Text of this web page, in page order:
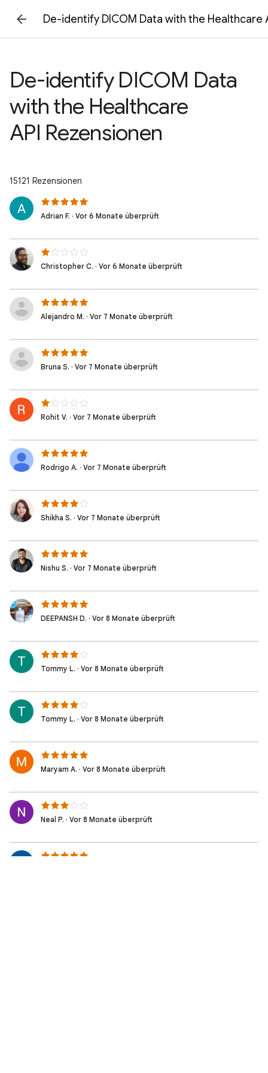
De-identify DICOM Data with the Healthcare
De-identify DICOM Data
with the Healthcare
API Rezensionen
15121 Rezensionen
Adrian F. · Vor 6 Monate überprüft
Christopher C. · Vor 6 Monate überprüft
Alejandro M. · Vor 7 Monate überprüft
Bruna S. · Vor 7 Monate überprüft
Rohit V. · Vor 7 Monate überprüft
Rodrigo A. · Vor 7 Monate überprüft
Shikha S. · Vor 7 Monate überprüft
Nishu S. · Vor 7 Monate überprüft
DEEPANSH D. · Vor 8 Monate überprüft
Tommy L. · Vor 8 Monate überprüft
Tommy L. · Vor 8 Monate überprüft
Maryam A. · Vor 8 Monate überprüft
Neal P. · Vor 8 Monate überprüft